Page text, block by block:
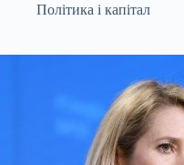
Політика і капітал